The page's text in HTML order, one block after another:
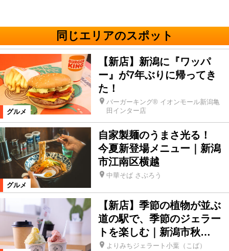
同じエリアのスポット
グルメ
【新店】新潟に『ワッパ
ー』が7年ぶりに帰ってき
た！
バーガーキング® イオンモール新潟亀
田インター店
グルメ
自家製麺のうまさ光る！
今夏新登場メニュー｜新潟
市江南区横越
中華そば さぶろう
【新店】季節の植物が並ぶ
道の駅で、季節のジェラー
トを楽しむ｜新潟市秋…
よりみちジェラート小葉（こば）